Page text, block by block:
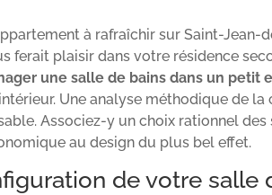
à rafraîchir sur Saint-Jean-
ferait plaisir dans votre résidence
une salle de bains dans un petit
Une analyse méthodique de
Associez-y un choix rationnel
au design du plus bel effet.
de votre salle